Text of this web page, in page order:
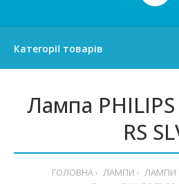
Категорії товарів
Лампа
RS
ГОЛОВНА ЛАМПИ
ЛАМПИ